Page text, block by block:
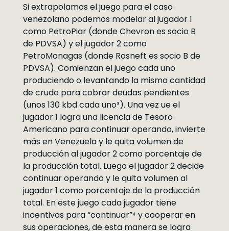
Si extrapolamos el juego para el caso
venezolano podemos modelar al jugador 1
como PetroPiar (donde Chevron es socio B
de PDVSA) y el jugador 2 como
PetroMonagas (donde Rosneft es socio B de
PDVSA). Comienzan el juego cada uno
produciendo o levantando la misma cantidad
de crudo para cobrar deudas pendientes
(unos 130 kbd cada uno³). Una vez ue el
jugador 1 logra una licencia de Tesoro
Americano para continuar operando, invierte
más en Venezuela y le quita volumen de
producción al jugador 2 como porcentaje de
la producción total. Luego el jugador 2 decide
continuar operando y le quita volumen al
jugador 1 como porcentaje de la producción
total. En este juego cada jugador tiene
incentivos para “continuar”⁴ y cooperar en
sus operaciones, de esta manera se logra